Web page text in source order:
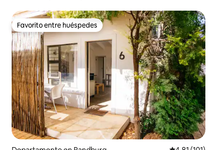
Favorito entre huéspedes
Favorito entre huéspedes